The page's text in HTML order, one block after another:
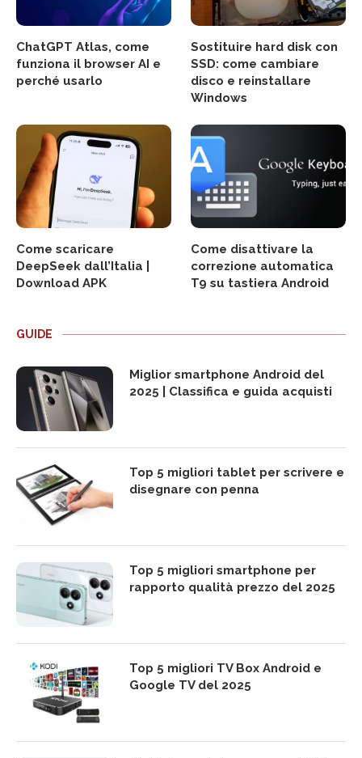
ChatGPT Atlas, come
funziona il browser AI e
perché usarlo
Sostituire hard disk con
SSD: come cambiare
disco e reinstallare
Windows
Come scaricare
DeepSeek dall’Italia |
Download APK
Come disattivare la
correzione automatica
T9 su tastiera Android
GUIDE
Miglior smartphone Android del
2025 | Classifica e guida acquisti
Top 5 migliori tablet per scrivere e
disegnare con penna
Top 5 migliori smartphone per
rapporto qualità prezzo del 2025
Top 5 migliori TV Box Android e
Google TV del 2025